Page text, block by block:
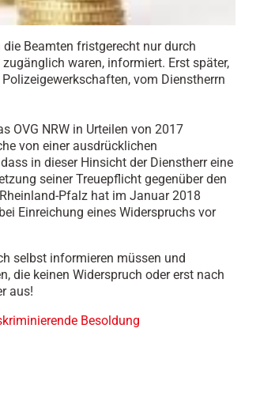
Beamten fristgerecht nur durch
waren, informiert. Erst später,
vom Dienstherrn
OVG NRW in Urteilen von 2017
von einer ausdrücklichen
in dieser Hinsicht der Dienstherr eine
seiner Treuepflicht gegenüber den
Pfalz hat im Januar 2018
Einreichung eines Widerspruchs vor
selbst informieren müssen und
die keinen Widerspruch oder erst nach
aus!
Besoldung